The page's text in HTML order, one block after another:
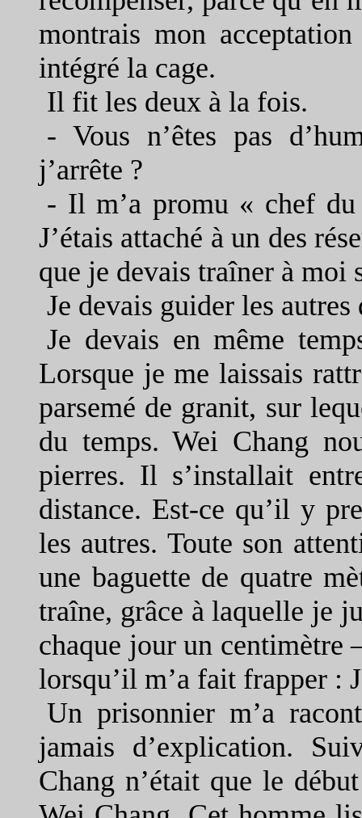
montrais mon
intégré la cage.
Il fit les deux à la fois.
- Vous n’êtes pas
j’arrête ?
- Il m’a promu « chef
J’étais attaché à un des
que je devais traîner à moi
Je devais guider les
Je devais en même
Lorsque je me laissais
parsemé de granit, sur
du temps. Wei Chang
pierres. Il s’installait
distance. Est-ce qu’il y
les autres. Toute son
une baguette de quatre
traîne, grâce à laquelle je
chaque jour un centimètre
lorsqu’il m’a fait frapper :
Un prisonnier m’a
jamais d’explication.
Chang n’était que le